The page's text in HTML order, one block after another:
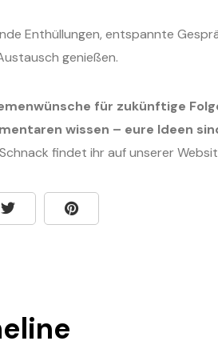
Enthüllungen, entspannte
genießen.
für zukünftige
wissen – eure Ideen
Schnack findet ihr auf unserer